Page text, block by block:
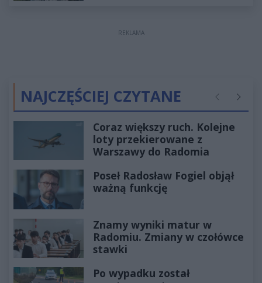
REKLAMA
NAJCZĘŚCIEJ CZYTANE Poprzednie
Coraz większy ruch. Kolejne
loty przekierowane z
Warszawy do Radomia
Poseł Radosław Fogiel objął
ważną funkcję
Znamy wyniki matur w
Radomiu. Zmiany w czołówce
stawki
Po wypadku został